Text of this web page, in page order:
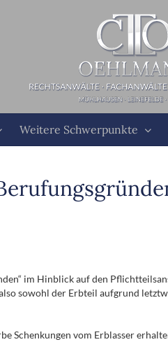
Weitere Schwerpunkte
im Hinblick auf den
sowohl der Erbteil aufgrund
Schenkungen vom Erblasser